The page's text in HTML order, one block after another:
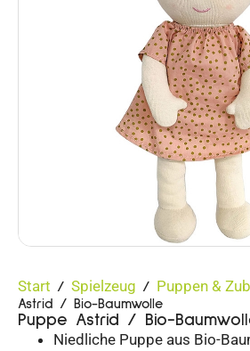
Start / Spielzeug / Puppen &
Astrid / Bio-Baumwolle
Puppe Astrid / Bio-
Niedliche Puppe aus Bio-